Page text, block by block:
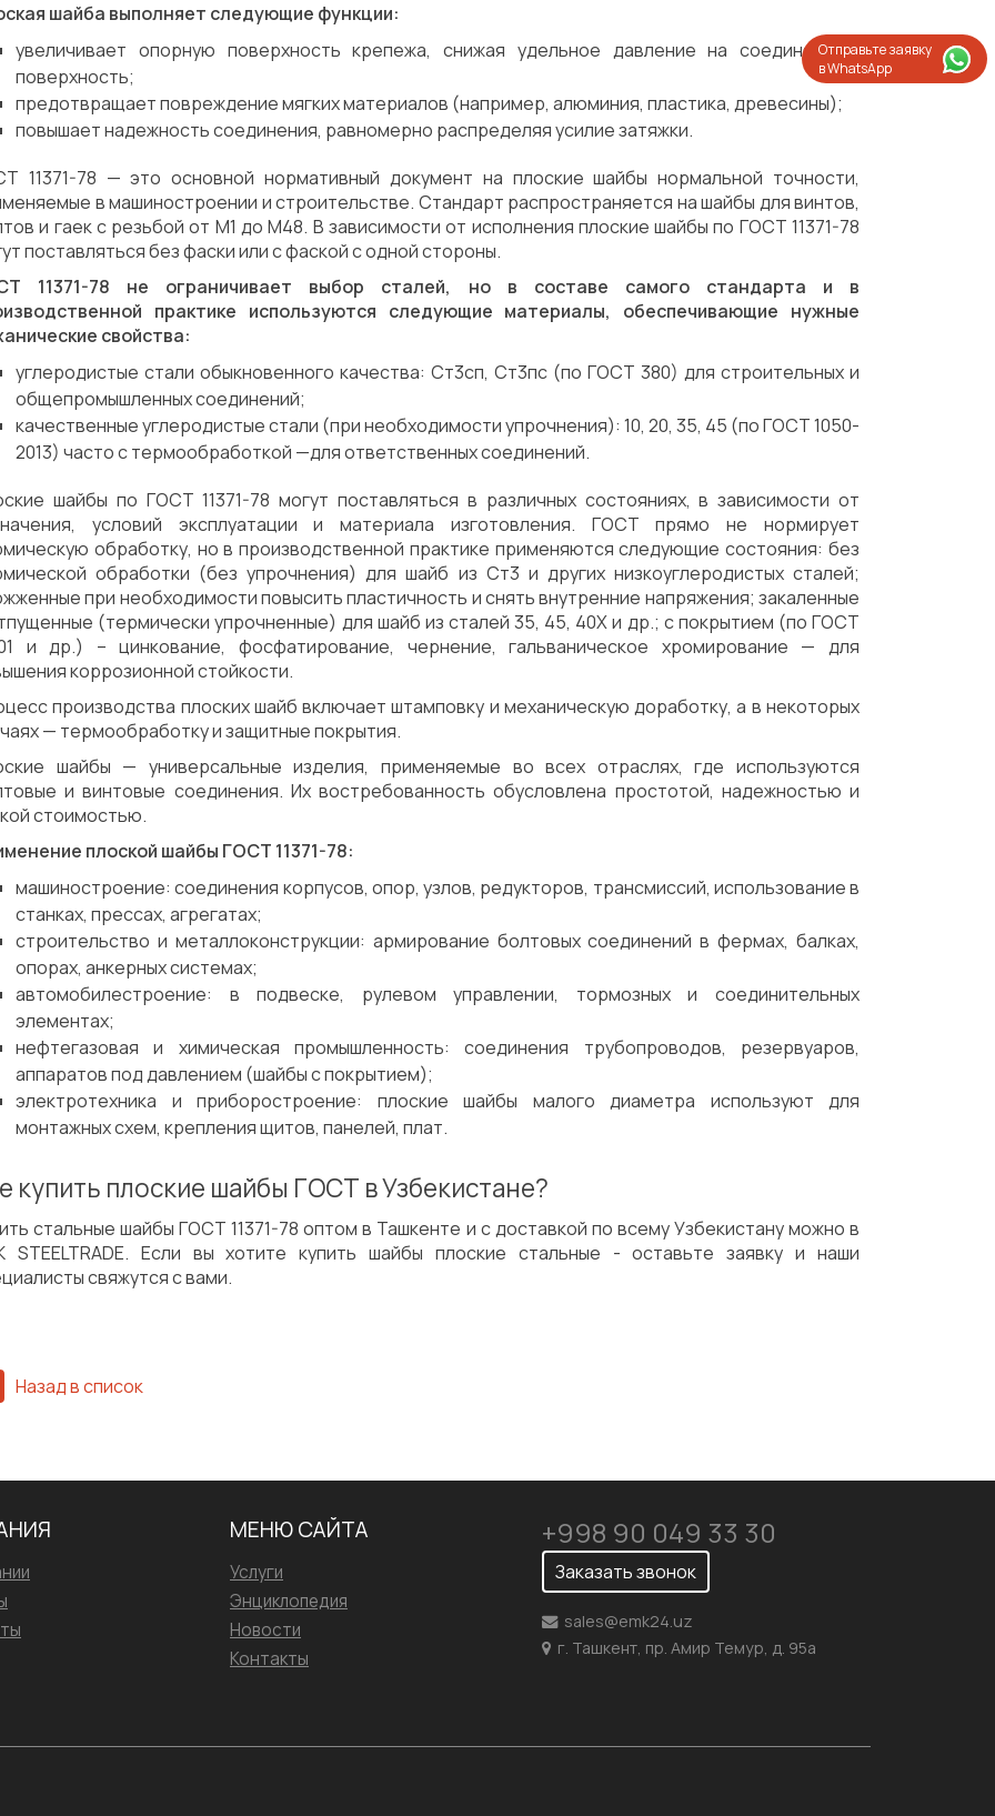
Отправьте заявку
в WhatsApp
Сварка Механическая обработка Испытания/Сертификация Доставка
шайба выполняет следующие функции:
увеличивает опорную поверхность крепежа, снижая удельное давление на соединяемую
поверхность;
предотвращает повреждение мягких материалов (например, алюминия, пластика, древесины);
повышает надежность соединения, равномерно распределяя усилие затяжки.
11371-78 — это основной нормативный документ на плоские шайбы нормальной точности,
в машиностроении и строительстве. Стандарт распространяется на шайбы для винтов,
и гаек с резьбой от М1 до М48. В зависимости от исполнения плоские шайбы по ГОСТ 11371-78
поставляться без фаски или с фаской с одной стороны.
11371-78 не ограничивает выбор сталей, но в составе самого стандарта и в
практике используются следующие материалы, обеспечивающие нужные
свойства:
углеродистые стали обыкновенного качества: Ст3сп, Ст3пс (по ГОСТ 380) для строительных и
общепромышленных соединений;
качественные углеродистые стали (при необходимости упрочнения): 10, 20, 35, 45 (по ГОСТ 1050-
2013) часто с термообработкой —для ответственных соединений.
шайбы по ГОСТ 11371-78 могут поставляться в различных состояниях, в зависимости от
условий эксплуатации и материала изготовления. ГОСТ прямо не нормирует
обработку, но в производственной практике применяются следующие состояния: без
обработки (без упрочнения) для шайб из Ст3 и других низкоуглеродистых сталей;
при необходимости повысить пластичность и снять внутренние напряжения; закаленные
(термически упрочненные) для шайб из сталей 35, 45, 40Х и др.; с покрытием (по ГОСТ
и др.) – цинкование, фосфатирование, чернение, гальваническое хромирование — для
коррозионной стойкости.
производства плоских шайб включает штамповку и механическую доработку, а в некоторых
— термообработку и защитные покрытия.
шайбы — универсальные изделия, применяемые во всех отраслях, где используются
и винтовые соединения. Их востребованность обусловлена простотой, надежностью и
стоимостью.
плоской шайбы ГОСТ 11371-78:
машиностроение: соединения корпусов, опор, узлов, редукторов, трансмиссий, использование в
станках, прессах, агрегатах;
строительство и металлоконструкции: армирование болтовых соединений в фермах, балках,
опорах, анкерных системах;
автомобилестроение: в подвеске, рулевом управлении, тормозных и соединительных
элементах;
нефтегазовая и химическая промышленность: соединения трубопроводов, резервуаров,
аппаратов под давлением (шайбы с покрытием);
электротехника и приборостроение: плоские шайбы малого диаметра используют для
монтажных схем, крепления щитов, панелей, плат.
купить плоские шайбы ГОСТ в Узбекистане?
стальные шайбы ГОСТ 11371-78 оптом в Ташкенте и с доставкой по всему Узбекистану можно в
STEELTRADE. Если вы хотите купить шайбы плоские стальные - оставьте заявку и наши
свяжутся с вами.
Назад в список
+998 90 049 33 30
Заказать звонок
sales@emk24.uz
г. Ташкент, пр. Амир Темур, д. 95а
МЕНЮ САЙТА
Услуги
Энциклопедия
Новости
Контакты